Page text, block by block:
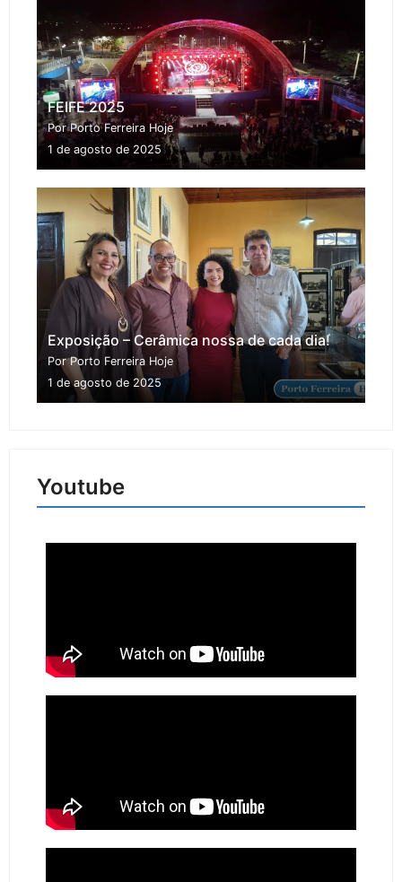
FEIFE 2025
Por Porto Ferreira Hoje
1 de agosto de 2025
Exposição – Cerâmica nossa de cada dia!
Por Porto Ferreira Hoje
1 de agosto de 2025
Youtube